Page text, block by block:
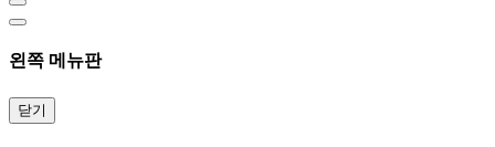
왼쪽 메뉴판
닫기